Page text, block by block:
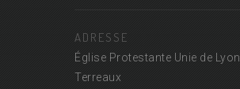
ADRESSE
Église Protestante Unie de Lyon
Terreaux